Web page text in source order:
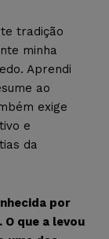
tradição
minha
Aprendi
ao
exige
e
da
por
que a levou